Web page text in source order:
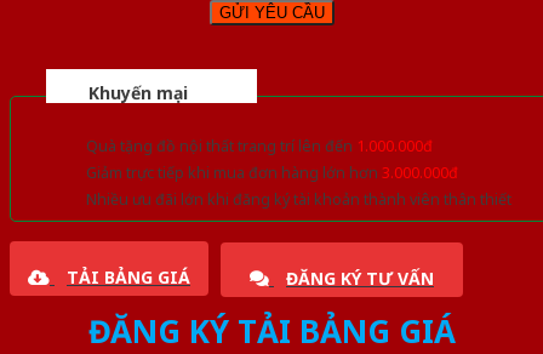
Khuyến mại
Quà tặng đồ nội thất trang trí lên đến 1.000.000đ
Giảm trực tiếp khi mua đơn hàng lớn hơn 3.000.000đ
Nhiều ưu đãi lớn khi đăng ký tài khoản thành viên thân thiết
TẢI BẢNG GIÁ ĐĂNG KÝ TƯ VẤN
ĐĂNG KÝ TẢI BẢNG GIÁ